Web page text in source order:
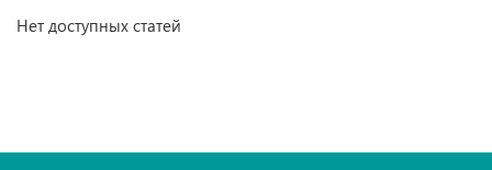
Нет доступных статей